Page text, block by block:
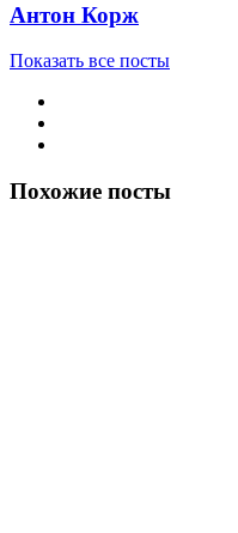
Антон Корж
Показать все посты
Похожие посты